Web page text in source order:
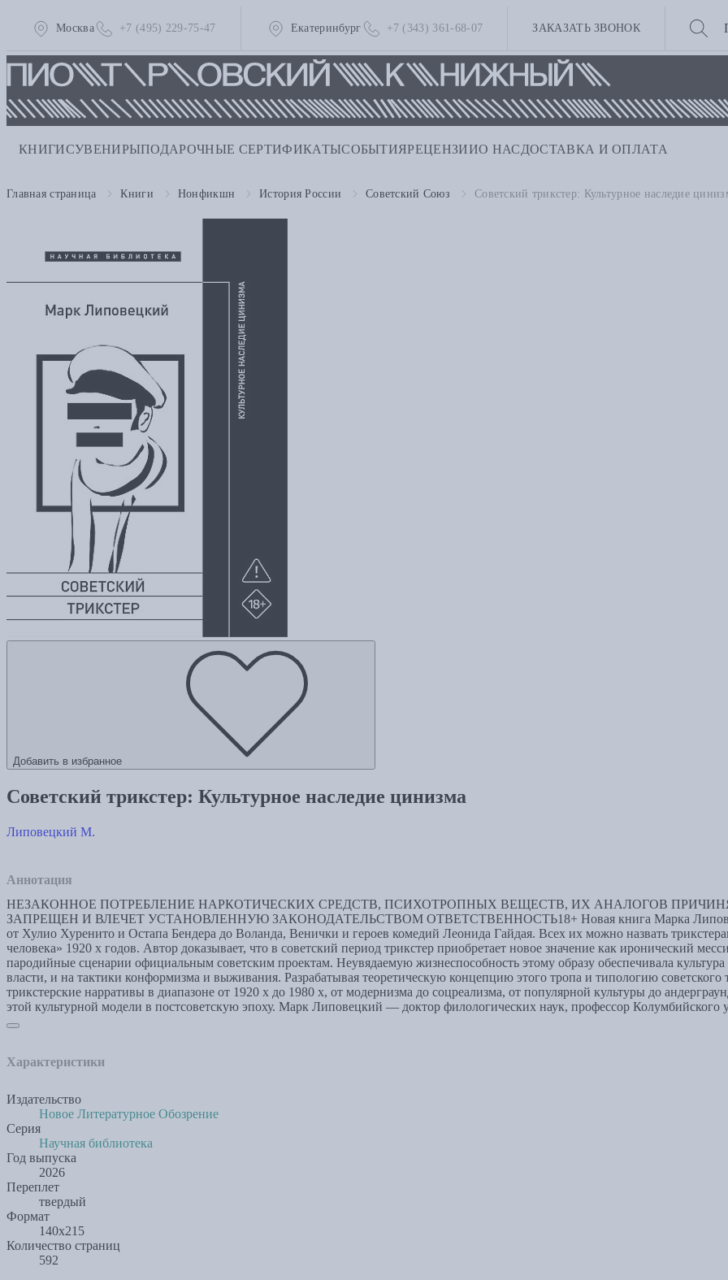
Москва +7 (495) 229-75-47 Екатеринбург +7 (343) 361-68-07 ЗАКАЗАТЬ ЗВОНОК
КНИГИСУВЕНИРЫПОДАРОЧНЫЕ СЕРТИФИКАТЫСОБЫТИЯРЕЦЕНЗИИО НАС ДОСТАВКА И ОПЛАТА
Главная страница Книги Нонфикшн История России Советский Союз Советский трикстер: Культурное наследие
Добавить в избранное
Советский трикстер: Культурное наследие цинизма
Липовецкий М.
Аннотация
НЕЗАКОННОЕ ПОТРЕБЛЕНИЕ НАРКОТИЧЕСКИХ СРЕДСТВ, ПСИХОТРОПНЫХ ВЕЩЕСТВ, ИХ АНАЛОГОВ
ЗАПРЕЩЕН И ВЛЕЧЕТ УСТАНОВЛЕННУЮ ЗАКОНОДАТЕЛЬСТВОМ ОТВЕТСТВЕННОСТЬ18+ Новая книга Марка
от Хулио Хуренито и Остапа Бендера до Воланда, Венички и героев комедий Леонида Гайдая. Всех их можно назвать
человека» 1920 х годов. Автор доказывает, что в советский период трикстер приобретает новое значение как иронический
пародийные сценарии официальным советским проектам. Неувядаемую жизнеспособность этому образу обеспечивала культура
власти, и на тактики конформизма и выживания. Разрабатывая теоретическую концепцию этого тропа и типологию
трикстерские нарративы в диапазоне от 1920 х до 1980 х, от модернизма до соцреализма, от популярной культуры до
этой культурной модели в постсоветскую эпоху. Марк Липовецкий — доктор филологических наук, профессор
Характеристики
Издательство
Новое Литературное Обозрение
Серия
Научная библиотека
Год выпуска
2026
Переплет
твердый
Формат
140х215
Количество страниц
592